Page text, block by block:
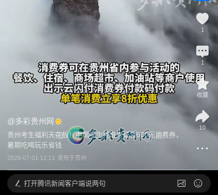
@多彩贵州网
贵州考生福利天花板！中高考生凭准考证领500元消费券，
暑期吃喝玩乐省钱
2026-07-01 12:13 发布于贵州
1
1
收藏
10
打开腾讯新闻客户端说两句